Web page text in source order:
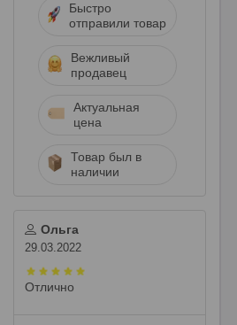
Быстро
отправили товар
Вежливый
продавец
Актуальная
цена
Товар был в
наличии
Ольга
29.03.2022
Отлично